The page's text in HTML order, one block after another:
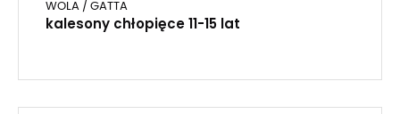
WOLA / GATTA
kalesony chłopięce 11-15 lat